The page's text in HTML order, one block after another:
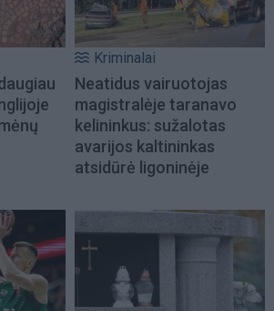
Kriminalai
Neatidus vairuotojas
magistralėje taranavo
kelininkus: sužalotas
avarijos kaltininkas
atsidūrė ligoninėje